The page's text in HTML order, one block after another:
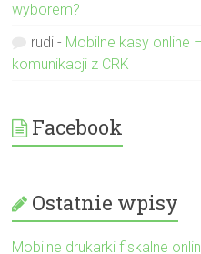
wyborem?
rudi - Mobilne kasy online
komunikacji z CRK
Facebook
Ostatnie wpisy
Mobilne drukarki fiskalne